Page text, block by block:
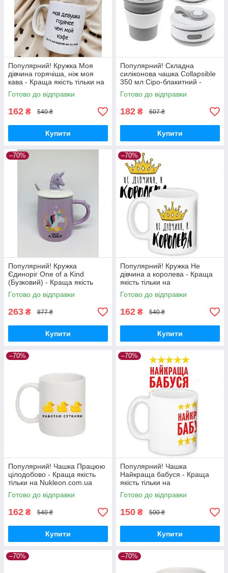
Популярний! Кружка Моя
дівчина горячіша, ніж моя
кава - Краща якість тільки на
Nukleon.com.ua
Готово до відправки
162 ₴ 540 ₴
Купити
Популярний! Складна
силіконова чашка Collapsible
350 мл Сіро-блакитний -
Краща якість тільки на
Nukleon.com.ua
Готово до відправки
182 ₴ 607 ₴
Купити
–70%
Популярний! Кружка
Єдиноріг One of a Kind
(Бузковий) - Краща якість
тільки на Nukleon.com.ua
Готово до відправки
263 ₴ 877 ₴
Купити
–70%
Популярний! Кружка Не
дівчина а королева - Краща
якість тільки на
Nukleon.com.ua
Готово до відправки
162 ₴ 540 ₴
Купити
–70%
Популярний! Чашка Працюю
цілодобово - Краща якість
тільки на Nukleon.com.ua
Готово до відправки
162 ₴ 540 ₴
Купити
–70%
Популярний! Чашка
Найкраща бабуся - Краща
якість тільки на
Nukleon.com.ua
Готово до відправки
150 ₴ 500 ₴
Купити
–70% –70%